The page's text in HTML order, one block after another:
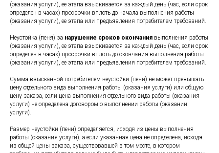
(оказания услуги), ее этапа взыскивается за каждый день (час, если срок
определен в часах) просрочки вплоть до начала выполнения работы
(оказания услуги), ее этапа или предъявления потребителем требований.
Неустойка (пеня) за нарушение сроков окончания выполнения работы
(оказания услуги), ее этапа взыскивается за каждый день (час, если срок
определен в часах) просрочки вплоть до окончания выполнения работы
(оказания услуги), ее этапа или предъявления потребителем требований.
Сумма взысканной потребителем неустойки (пени) не может превышать
цену отдельного вида выполнения работы (оказания услуги) или общую
цену заказа, если цена выполнения отдельного вида работы (оказания
услуги) не определена договором о выполнении работы (оказании
услуги).
Размер неустойки (пени) определяется, исходя из цены выполнения
работы (оказания услуги), а если указанная цена не определена, исходя
из общей цены заказа, существовавшей в том месте, в котором